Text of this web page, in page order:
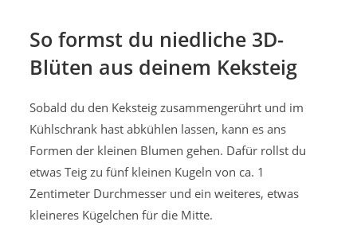
So formst du niedliche 3D-
Blüten aus deinem Keksteig
Sobald du den Keksteig zusammengerührt und im
Kühlschrank hast abkühlen lassen, kann es ans
Formen der kleinen Blumen gehen. Dafür rollst du
etwas Teig zu fünf kleinen Kugeln von ca. 1
Zentimeter Durchmesser und ein weiteres, etwas
kleineres Kügelchen für die Mitte.